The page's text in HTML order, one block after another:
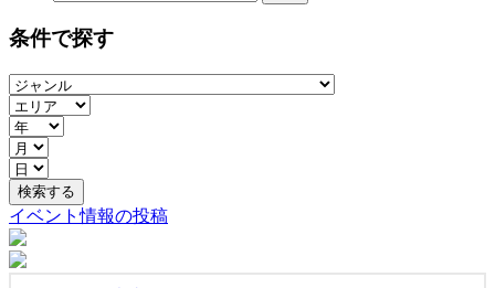
条件で探す
イベント情報の投稿